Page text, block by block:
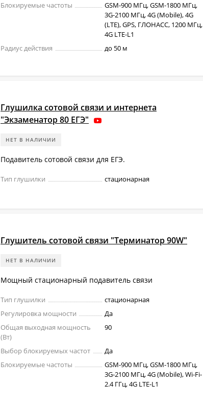
Блокируемые частоты
GSM-900 МГц, GSM-1800 МГц,
3G-2100 МГц, 4G (Mobile), 4G
(LTE), GPS, ГЛОНАСС, 1200 МГц,
4G LTE-L1
Радиус действия
до 50 м
Глушилка сотовой связи и интернета
"Экзаменатор 80 ЕГЭ"
НЕТ В НАЛИЧИИ
Подавитель сотовой связи для ЕГЭ.
Тип глушилки стационарная
Глушитель сотовой связи "Терминатор 90W"
НЕТ В НАЛИЧИИ
Мощный стационарный подавитель связи
Тип глушилки
стационарная
Регулировка мощности
Да
Общая выходная мощность
(Вт)
90
Выбор блокируемых частот
Да
Блокируемые частоты
GSM-900 МГц, GSM-1800 МГц,
3G-2100 МГц, 4G (Mobile), Wi-Fi-
2.4 ГГц, 4G LTE-L1